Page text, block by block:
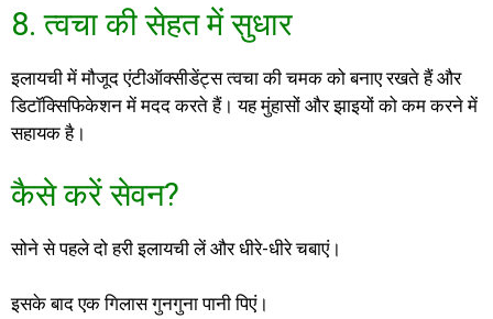
8. त्वचा की सेहत में सुधार
इलायची में मौजूद एंटीऑक्सीडेंट्स त्वचा की चमक को बनाए रखते हैं और
डिटॉक्सिफिकेशन में मदद करते हैं। यह मुंहासों और झाइयों को कम करने में
सहायक है।
कैसे करें सेवन?
सोने से पहले दो हरी इलायची लें और धीरे-धीरे चबाएं।
इसके बाद एक गिलास गुनगुना पानी पिएं।